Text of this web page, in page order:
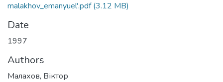
malakhov_emanyuel'.pdf(3.12 MB)
Date
1997
Authors
Малахов, Віктор